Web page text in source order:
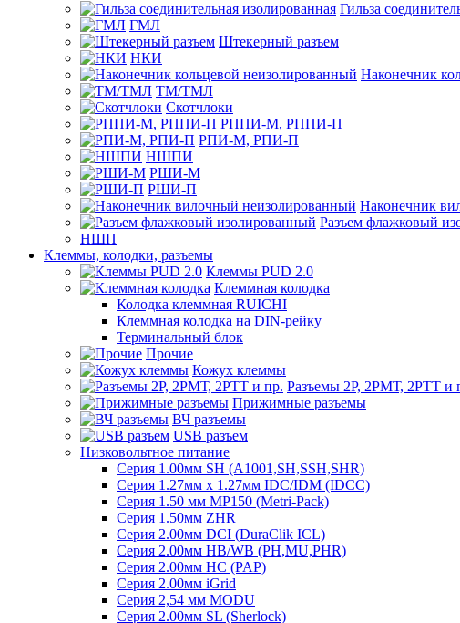
Гильза
ГМЛ
Штекерный разъем
НКИ
Наконечник
ТМ/ТМЛ
Скотчлоки
РППИ-М, РППИ-П
РПИ-М, РПИ-П
НШПИ
РШИ-М
РШИ-П
Наконечник
Разъем флажковый
НШП
Клеммы, колодки, разъемы
Клеммы PUD 2.0
Клеммная колодка
Колодка клеммная RUICHI
Клеммная колодка на DIN-рейку
Терминальный блок
Прочие
Кожух клеммы
Разъемы 2Р, 2РМТ, 2РТТ и
Прижимные разъемы
ВЧ разъемы
USB разъем
Низковольтное питание
Серия 1.00мм SH (A1001,SH,SSH,SHR)
Серия 1.27мм x 1.27мм IDC/IDM (IDCC)
Серия 1.50 мм MP150 (Metri-Pack)
Серия 1.50мм ZHR
Серия 2.00мм DCI (DuraClik ICL)
Серия 2.00мм HB/WB (PH,MU,PHR)
Серия 2.00мм HC (PAP)
Серия 2.00мм iGrid
Серия 2,54 мм MODU
Серия 2.00мм SL (Sherlock)